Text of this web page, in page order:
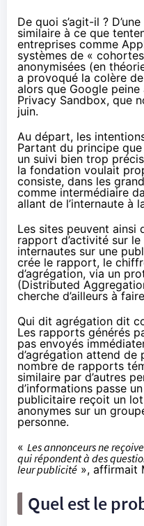
De quoi s’agit-il ?
similaire à ce que
entreprises comme
systèmes de «
anonymisées (en
a provoqué la colère
alors que Google
Privacy Sandbox, que
juin.
Au départ, les
Partant du principe
un suivi bien trop
la fondation voulait
consiste, dans les
comme intermédiaire
allant de l’internaute à
Les sites peuvent ainsi
rapport d’activité sur
internautes sur une
crée le rapport, le
d’agrégation, via un
(Distributed
cherche d’ailleurs à
Qui dit agrégation dit
Les rapports générés
pas envoyés
d’agrégation attend
nombre de rapports
similaire par d’autres
d’informations passe
publicitaire reçoit un
anonymes sur un
personne.
« Les annonceurs ne
qui répondent à des
leur publicité », affirmait
Quel est le